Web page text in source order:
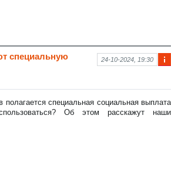
рм
я к
нов
24-10-2024, 19:30
специальную
полагается специальная социальная выплата
Об этом расскажут наши